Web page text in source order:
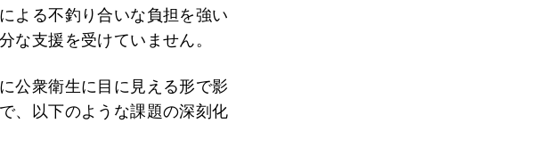
よる不釣り合いな負担を強い
な支援を受けていません。
公衆衛生に目に見える形で影
、以下のような課題の深刻化